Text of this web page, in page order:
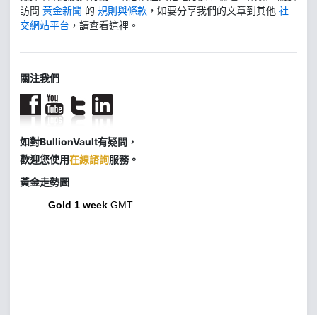
訪問 黃金新聞 的 規則與條款 ，如要分享我們的文章到其他 社
交網站平台 ，請查看這裡。
關注我們
如對BullionVault有疑問，
歡迎您使用在線諮詢服務。
黃金走勢圖
Gold 1 week GMT